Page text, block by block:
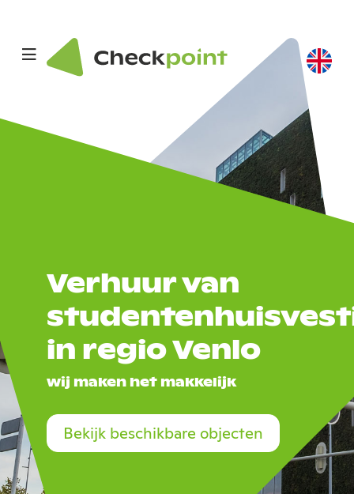
Verhuur van
in regio Venlo
wij maken het makkelijk
Bekijk beschikbare objecten